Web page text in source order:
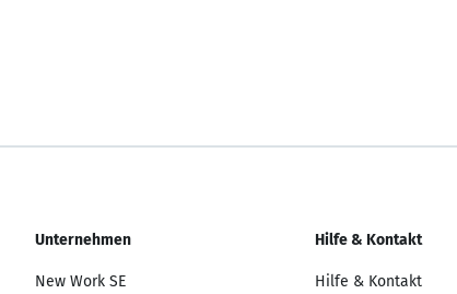
Unternehmen
New Work SE
Hilfe & Kontakt
Hilfe & Kontakt